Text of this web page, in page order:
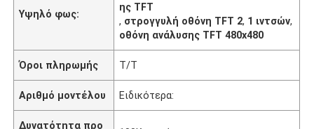
Υψηλό φως:
ης TFT
, στρογγυλή οθόνη TFT 2, 1 ιντσών,
οθόνη ανάλυσης TFT 480x480
Όροι πληρωμής T/T
Αριθμό μοντέλου Ειδικότερα:
Δυνατότητα προ